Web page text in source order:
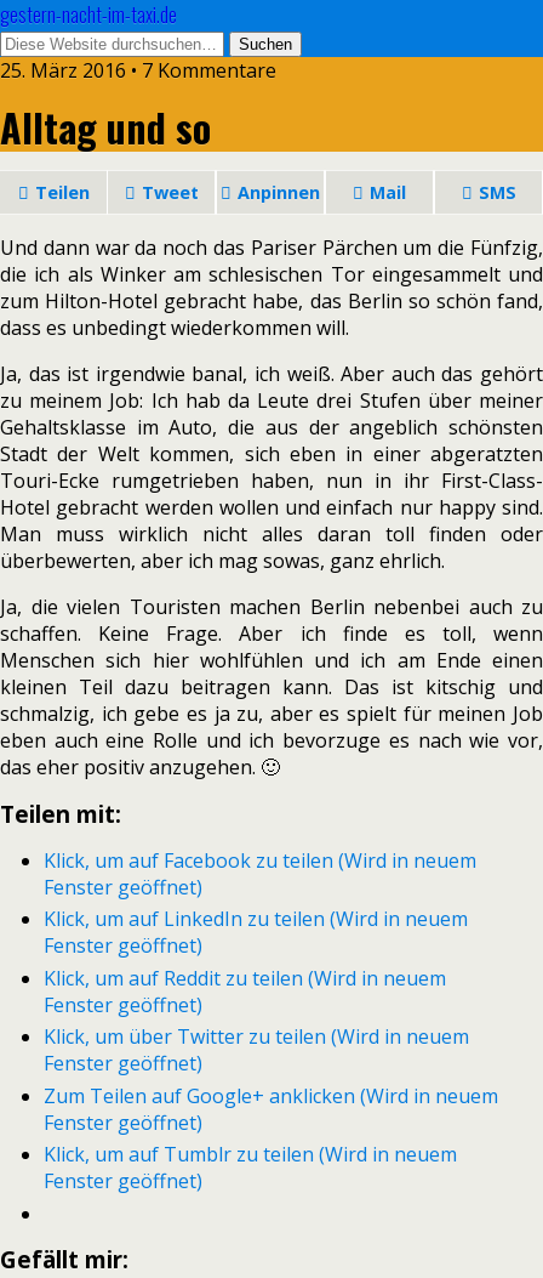
gestern-nacht-im-taxi.de
25. März 2016 • 7 Kommentare
Alltag und so
Teilen Tweet Anpinnen Mail SMS
Und dann war da noch das Pariser Pärchen um die Fünfzig,
die ich als Winker am schlesischen Tor eingesammelt und
zum Hilton-Hotel gebracht habe, das Berlin so schön fand,
dass es unbedingt wiederkommen will.
Ja, das ist irgendwie banal, ich weiß. Aber auch das gehört
zu meinem Job: Ich hab da Leute drei Stufen über meiner
Gehaltsklasse im Auto, die aus der angeblich schönsten
Stadt der Welt kommen, sich eben in einer abgeratzten
Touri-Ecke rumgetrieben haben, nun in ihr First-Class-
Hotel gebracht werden wollen und einfach nur happy sind.
Man muss wirklich nicht alles daran toll finden oder
überbewerten, aber ich mag sowas, ganz ehrlich.
Ja, die vielen Touristen machen Berlin nebenbei auch zu
schaffen. Keine Frage. Aber ich finde es toll, wenn
Menschen sich hier wohlfühlen und ich am Ende einen
kleinen Teil dazu beitragen kann. Das ist kitschig und
schmalzig, ich gebe es ja zu, aber es spielt für meinen Job
eben auch eine Rolle und ich bevorzuge es nach wie vor,
das eher positiv anzugehen. 🙂
Teilen mit:
Klick, um auf Facebook zu teilen (Wird in neuem
Fenster geöffnet)
Klick, um auf LinkedIn zu teilen (Wird in neuem
Fenster geöffnet)
Klick, um auf Reddit zu teilen (Wird in neuem
Fenster geöffnet)
Klick, um über Twitter zu teilen (Wird in neuem
Fenster geöffnet)
Zum Teilen auf Google+ anklicken (Wird in neuem
Fenster geöffnet)
Klick, um auf Tumblr zu teilen (Wird in neuem
Fenster geöffnet)
Gefällt mir: